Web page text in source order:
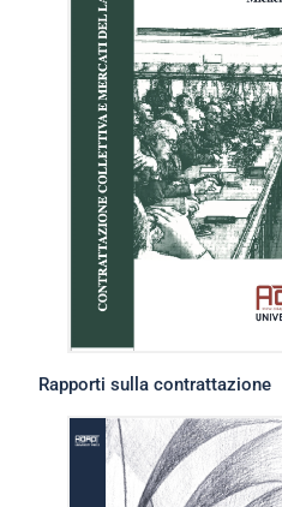
Rapporti sulla contrattazione